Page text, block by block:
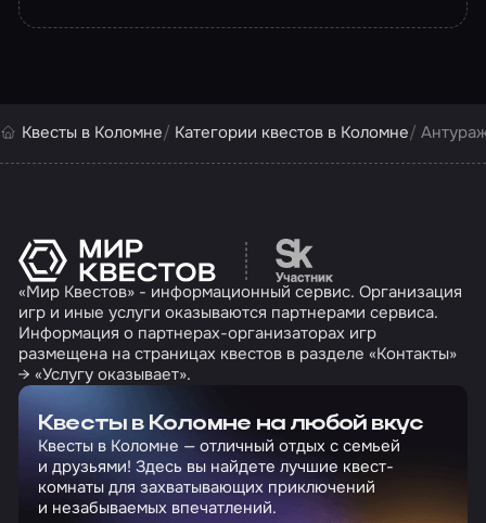
Квесты в Коломне Категории квестов в Коломне
Перейти на сайт
«Мир Квестов» - информационный сервис. Организация
игр и иные услуги оказываются партнерами сервиса.
Информация о партнерах-организаторах игр
размещена на страницах квестов в разделе «Контакты»
→ «Услугу оказывает».
Квесты в Коломне на любой вкус
Квесты в Коломне — отличный отдых с семьей
и друзьями! Здесь вы найдете лучшие квест-
комнаты для захватывающих приключений
и незабываемых впечатлений.